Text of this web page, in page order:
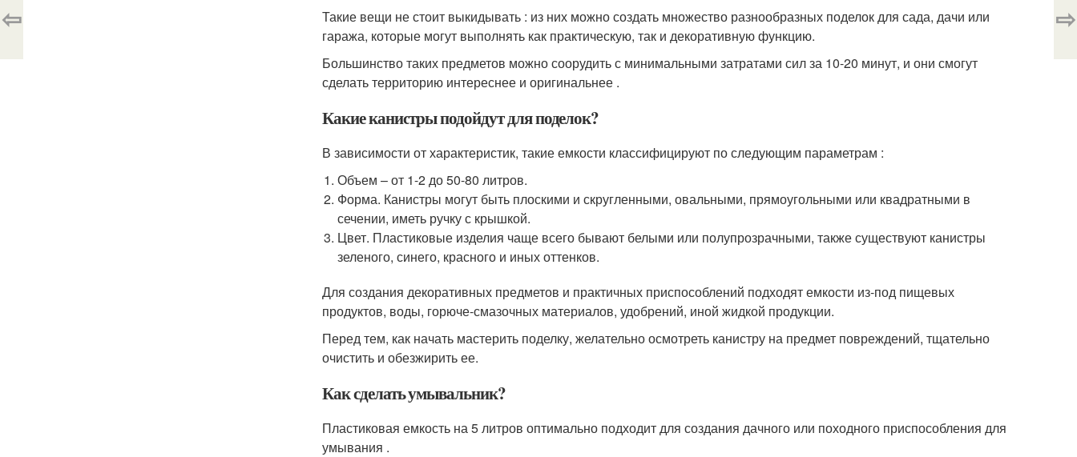
Такие вещи не стоит выкидывать : из них можно создать множество разнообразных поделок для сада, дачи или
гаража, которые могут выполнять как практическую, так и декоративную функцию.
Большинство таких предметов можно соорудить с минимальными затратами сил за 10-20 минут, и они смогут
сделать территорию интереснее и оригинальнее .
Какие канистры подойдут для поделок?
В зависимости от характеристик, такие емкости классифицируют по следующим параметрам :
Объем – от 1-2 до 50-80 литров.
Форма. Канистры могут быть плоскими и скругленными, овальными, прямоугольными или квадратными в
сечении, иметь ручку с крышкой.
Цвет. Пластиковые изделия чаще всего бывают белыми или полупрозрачными, также существуют канистры
зеленого, синего, красного и иных оттенков.
Для создания декоративных предметов и практичных приспособлений подходят емкости из-под пищевых
продуктов, воды, горюче-смазочных материалов, удобрений, иной жидкой продукции.
Перед тем, как начать мастерить поделку, желательно осмотреть канистру на предмет повреждений, тщательно
очистить и обезжирить ее.
Как сделать умывальник?
Пластиковая емкость на 5 литров оптимально подходит для создания дачного или походного приспособления для
умывания .
⇦ ⇨